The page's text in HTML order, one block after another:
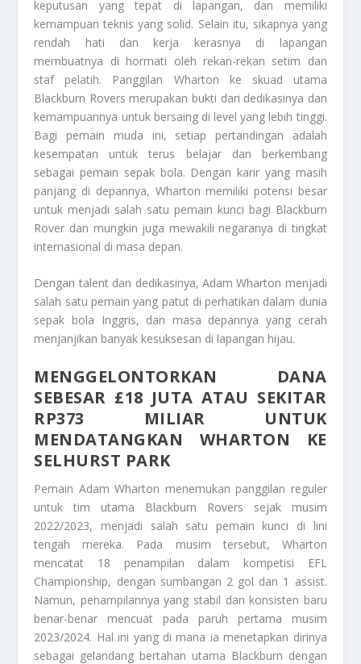
keputusan yang tepat di lapangan, dan memiliki
kemampuan teknis yang solid. Selain itu, sikapnya yang
rendah hati dan kerja kerasnya di lapangan
membuatnya di hormati oleh rekan-rekan setim dan
staf pelatih. Panggilan Wharton ke skuad utama
Blackburn Rovers merupakan bukti dari dedikasinya dan
kemampuannya untuk bersaing di level yang lebih tinggi.
Bagi pemain muda ini, setiap pertandingan adalah
kesempatan untuk terus belajar dan berkembang
sebagai pemain sepak bola. Dengan karir yang masih
panjang di depannya, Wharton memiliki potensi besar
untuk menjadi salah satu pemain kunci bagi Blackburn
Rover dan mungkin juga mewakili negaranya di tingkat
internasional di masa depan.
Dengan talent dan dedikasinya, Adam Wharton menjadi
salah satu pemain yang patut di perhatikan dalam dunia
sepak bola Inggris, dan masa depannya yang cerah
menjanjikan banyak kesuksesan di lapangan hijau.
MENGGELONTORKAN DANA
SEBESAR £18 JUTA ATAU SEKITAR
RP373 MILIAR UNTUK
MENDATANGKAN WHARTON KE
SELHURST PARK
Pemain Adam Wharton menemukan panggilan reguler
untuk tim utama Blackburn Rovers sejak musim
2022/2023, menjadi salah satu pemain kunci di lini
tengah mereka. Pada musim tersebut, Wharton
mencatat 18 penampilan dalam kompetisi EFL
Championship, dengan sumbangan 2 gol dan 1 assist.
Namun, penampilannya yang stabil dan konsisten baru
benar-benar mencuat pada paruh pertama musim
2023/2024. Hal ini yang di mana ia menetapkan dirinya
sebagai gelandang bertahan utama Blackburn dengan